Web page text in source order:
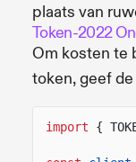
plaats van
Token-2022
Om kosten te
token, geef de
import {